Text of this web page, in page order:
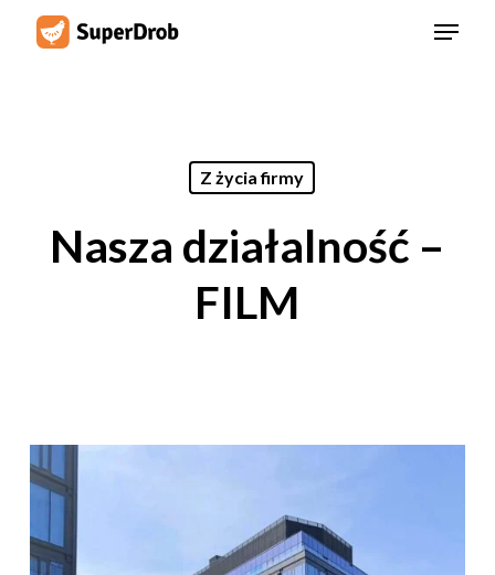
Menu
Z życia firmy
Nasza działalność –
FILM